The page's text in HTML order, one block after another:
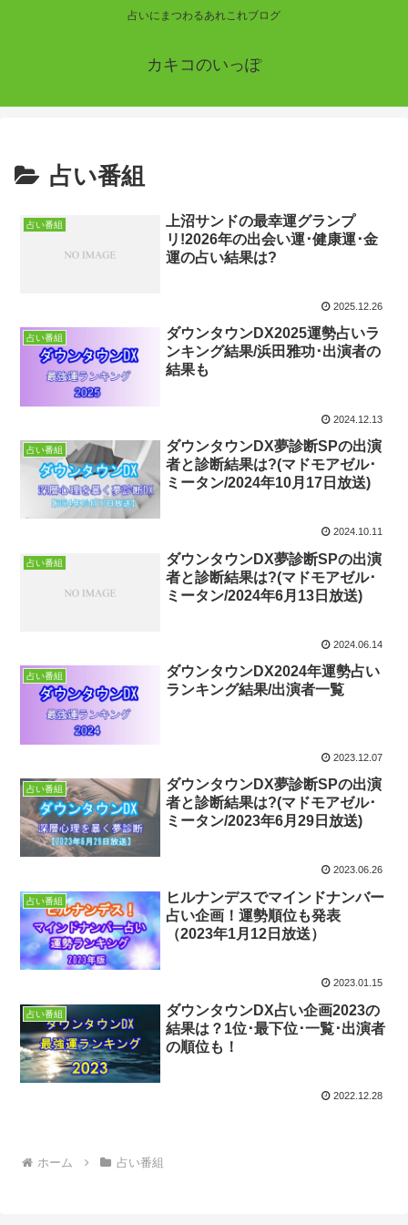
占いにまつわるあれこれブログ
カキコのいっぽ
占い番組
占い番組
上沼サンドの最幸運グランプ
リ!2026年の出会い運･健康運･金
運の占い結果は?
2025.12.26
占い番組
ダウンタウンDX2025運勢占いラ
ンキング結果/浜田雅功･出演者の
結果も
2024.12.13
占い番組
ダウンタウンDX夢診断SPの出演
者と診断結果は?(マドモアゼル･
ミータン/2024年10月17日放送)
2024.10.11
占い番組
ダウンタウンDX夢診断SPの出演
者と診断結果は?(マドモアゼル･
ミータン/2024年6月13日放送)
2024.06.14
占い番組
ダウンタウンDX2024年運勢占い
ランキング結果/出演者一覧
2023.12.07
占い番組
ダウンタウンDX夢診断SPの出演
者と診断結果は?(マドモアゼル･
ミータン/2023年6月29日放送)
2023.06.26
占い番組
ヒルナンデスでマインドナンバー
占い企画！運勢順位も発表
（2023年1月12日放送）
2023.01.15
占い番組
ダウンタウンDX占い企画2023の
結果は？1位･最下位･一覧･出演者
の順位も！
2022.12.28
ホーム 占い番組